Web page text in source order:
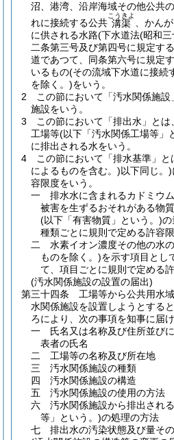
沼、港湾、沿岸海域その他公共
れに接続する公共 溝渠
こうきよ
、かん
に供される水路(下水道法(昭和三
二条第三号及び第四号に規定す
道であつて、同条第六号に規定
いるもの(その流域下水道に接続
を除く。)をいう。
2
この節において「汚水関係施設
施設をいう。
3
この節において「排出水」と
工場等(以下「汚水関係工場等」
に排出される水をいう。
4
この節において「排水基準」
によるものを含む。)以下同じ。 )
容限度をいう。
一
排水水に含まれるカドミウ
被害を生ずるおそれがある物
(以下「有害物質」という。)の
種類ごとに規則で定める許容
二
水素イオン濃度その他の水
ものを除く。)を示す項目とし
て、項目ごとに規則で定める
(汚水関係施設の設置の届出)
第三十四条
工場等から公共用水
水関係施設を設置しようとする
ろにより、次の事項を知事に届
一
氏名又は名称及び住所並び
表者の氏名
二
工場等の名称及び所在地
三
汚水関係施設の種類
四
汚水関係施設の構造
五
汚水関係施設の使用の方法
六
汚水関係施設から排出され
等」という。)の処理の方法
七
排出水の汚染状態及び量そ